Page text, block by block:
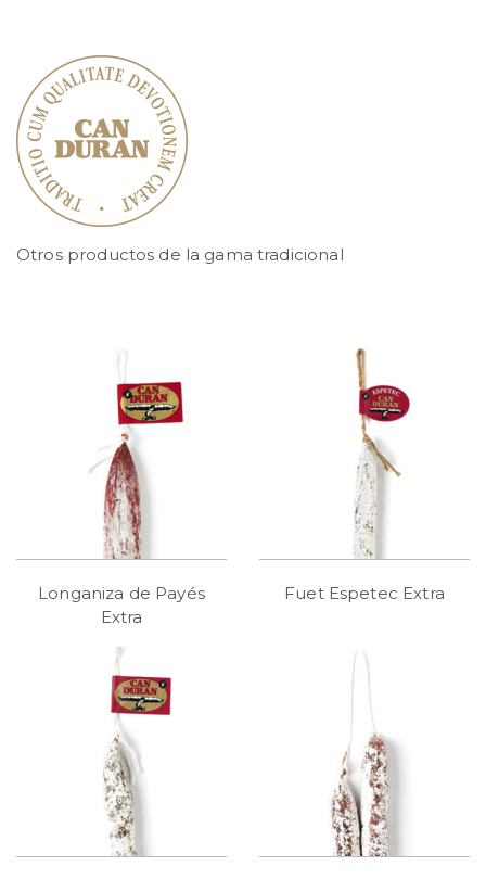
Otros productos de la gama tradicional
Longaniza de Payés
Extra
Fuet Espetec Extra